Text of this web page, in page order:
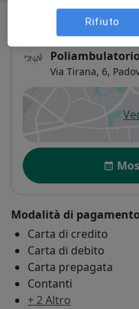
Via Tirana, 6,
Disponibilità
Modalità di
Carta di credito
Carta di debito
Carta prepagata
Contanti
+ 2 Altro
Rifiuto